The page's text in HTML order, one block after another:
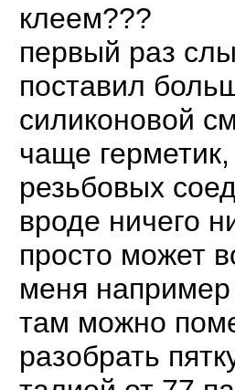
клеем???
первый раз
поставил
силиконовой
чаще
резьбовых
вроде ничего
просто может
меня например
там можно
разобрать